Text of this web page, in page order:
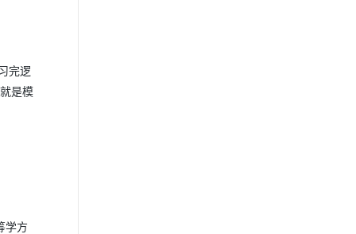
完逻
是模
学方